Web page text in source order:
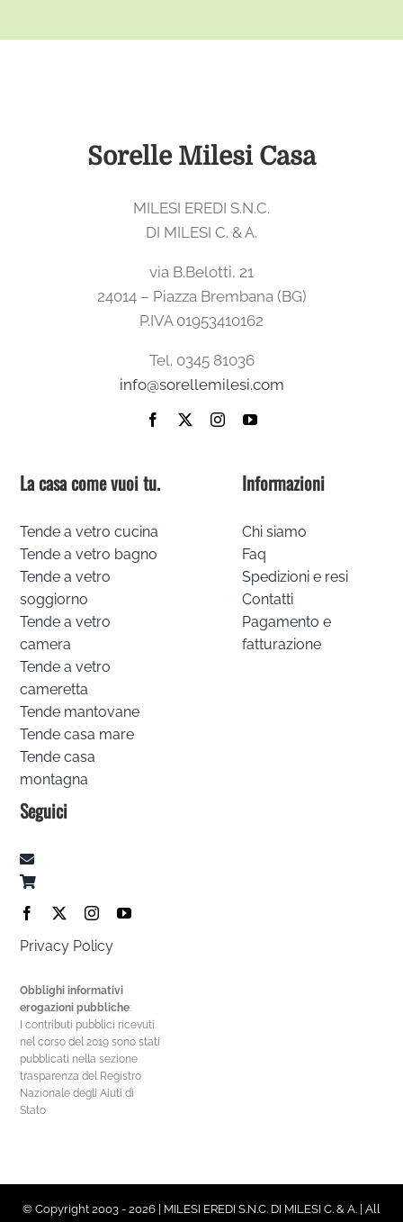
Sorelle Milesi Casa
MILESI EREDI S.N.C.
DI MILESI C. & A.
via B.Belotti, 21
24014 – Piazza Brembana (BG)
P.IVA 01953410162
Tel. 0345 81036
info@sorellemilesi.com
La casa come vuoi tu.
Tende a vetro cucina
Tende a vetro bagno
Tende a vetro
soggiorno
Tende a vetro
camera
Tende a vetro
cameretta
Tende mantovane
Tende casa mare
Tende casa
montagna
Informazioni
Chi siamo
Faq
Spedizioni e resi
Contatti
Pagamento e
fatturazione
Seguici
Privacy Policy
Obblighi informativi
erogazioni pubbliche:
I contributi pubblici ricevuti
nel corso del 2019 sono stati
pubblicati nella sezione
trasparenza del Registro
Nazionale degli Aiuti di
Stato
© Copyright 2003 - 2026 | MILESI EREDI S.N.C. DI MILESI C. & A. | All